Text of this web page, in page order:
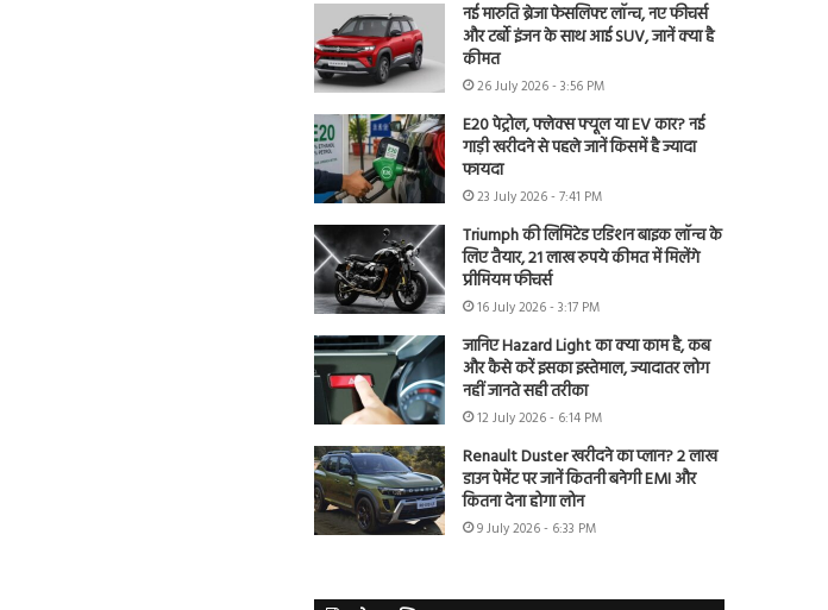
नई मारुति ब्रेजा फेसलिफ्ट लॉन्च, नए फीचर्स
और टर्बो इंजन के साथ आई SUV, जानें क्या है
कीमत
26 July 2026 - 3:56 PM
E20 पेट्रोल, फ्लेक्स फ्यूल या EV कार? नई
गाड़ी खरीदने से पहले जानें किसमें है ज्यादा
फायदा
23 July 2026 - 7:41 PM
Triumph की लिमिटेड एडिशन बाइक लॉन्च के
लिए तैयार, 21 लाख रुपये कीमत में मिलेंगे
प्रीमियम फीचर्स
16 July 2026 - 3:17 PM
जानिए Hazard Light का क्या काम है, कब
और कैसे करें इसका इस्तेमाल, ज्यादातर लोग
नहीं जानते सही तरीका
12 July 2026 - 6:14 PM
Renault Duster खरीदने का प्लान? 2 लाख
डाउन पेमेंट पर जानें कितनी बनेगी EMI और
कितना देना होगा लोन
9 July 2026 - 6:33 PM